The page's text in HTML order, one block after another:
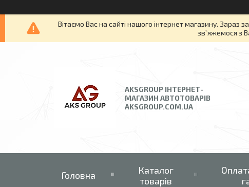
Вітаємо Вас на сайті нашого інтернет магазину. Зараз
зв`яжемося з
AKSGROUP ІНТЕРНЕТ-
МАГАЗИН АВТОТОВАРІВ
AKSGROUP.COM.UA
Головна
Каталог
товарів